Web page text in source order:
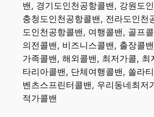
밴, 경기도인천공항콜밴, 강원도
충청도인천공항콜밴, 전라도인천
도인천공항콜밴, 여행콜밴, 골프
의전콜밴, 비즈니스콜밴, 출장콜
가족콜밴, 해외콜밴, 최저가콜, 최
타리아콜밴, 단체여행콜밴, 쏠라
벤츠스프린터콜밴, 우리동네최저
적가콜밴